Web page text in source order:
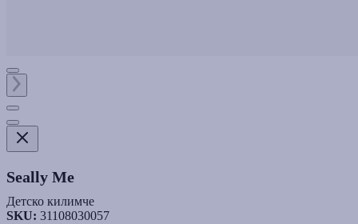
Seally Me
Детско килимче
SKU: 31108030057